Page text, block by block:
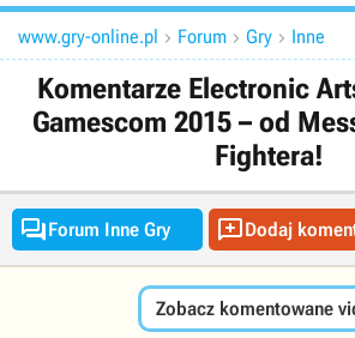
www.gry-online.pl  Forum  Gry  Inne
Komentarze Electronic
Gamescom 2015 – od
Fightera!
Forum Inne Gry Dodaj
Zobacz komentowane